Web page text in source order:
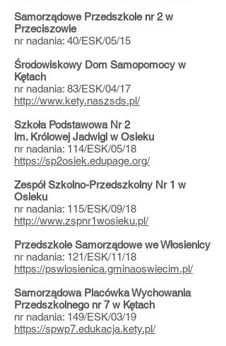
Samorządowe Przedszkole nr 2 w
Przeciszowie
nr nadania: 40/ESK/05/15
Środowiskowy Dom Samopomocy w
Kętach
nr nadania: 83/ESK/04/17
http://www.kety.naszsds.pl/
Szkoła Podstawowa Nr 2
im. Królowej Jadwigi w Osieku
nr nadania: 114/ESK/05/18
https://sp2osiek.edupage.org/
​Zespół Szkolno-Przedszkolny Nr 1 w
Osieku
nr nadania: 115/ESK/09/18
http://www.zspnr1wosieku.pl/
Przedszkole Samorządowe we Włosienicy
nr nadania: 121/ESK/11/18
https://pswlosienica.gminaoswiecim.pl/
Samorządowa Placówka Wychowania
Przedszkolnego nr 7 w Kętach
nr nadania: 149/ESK/03/19
https://spwp7.edukacja.kety.pl/